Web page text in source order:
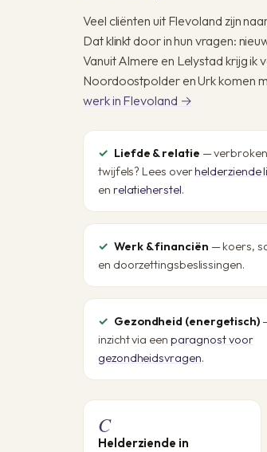
Veel cliënten uit Flevoland zijn
Dat klinkt door in hun vragen:
Vanuit Almere en Lelystad krijg ik
Noordoostpolder en Urk komen
werk in Flevoland →
Liefde & relatie —
twijfels? Lees overhelderziende
en relatieherstel.
Werk & financiën — koers,
en doorzettingsbeslissingen.
Gezondheid (energetisch)
inzicht via een paragnost voor
gezondheidsvragen.
C
Helderziende in